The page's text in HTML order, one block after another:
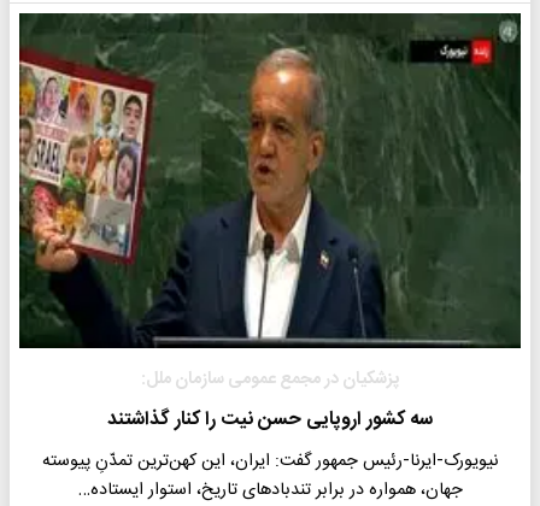
پزشکیان در مجمع عمومی سازمان ملل:
سه کشور اروپایی حسن نیت را کنار گذاشتند
نیویورک-ایرنا-رئیس جمهور گفت: ایران، این کهن‌ترین تمدّنِ پیوسته‌
جهان، همواره در برابر تندبادهای تاریخ، استوار ایستاده…